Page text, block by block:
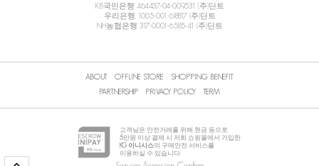
KB국민은행 464437-04-009531 (주)딘트
우리은행 1005-001-618817 (주)딘트
NH농협은행 317-0001-6585-41 (주)딘트
ABOUT OFFLINE STORE
SHOPPING BENEFIT
PARTNERSHIP
PRIVACY POLICY TERM
고객님은 안전거래를 위해 현금 등으로
5만원 이상 결제 시 저희 쇼핑몰에서 가입한
KG 이니시스의 구매안전 서비스를
이용하실 수 있습니다.